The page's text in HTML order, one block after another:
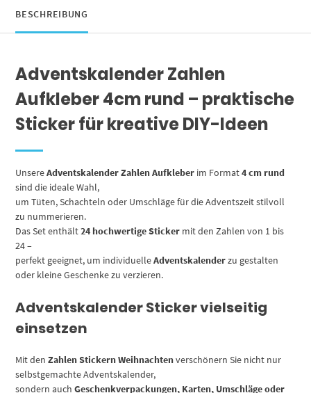
/
Weihnachtskalender
/
/
DIY
/
Menge
BESCHREIBUNG
Adventskalender Zahlen
Aufkleber 4cm rund – praktische
Sticker für kreative DIY-Ideen
UnsereAdventskalender Zahlen Aufkleber im Format4 cm rund
sind die ideale Wahl,
um Tüten, Schachteln oder Umschläge für die Adventszeit stilvoll
zu nummerieren.
Das Set enthält24 hochwertige Sticker mit den Zahlen von 1 bis
24 –
perfekt geeignet, um individuelleAdventskalenderzu gestalten
oder kleine Geschenke zu verzieren.
Adventskalender Sticker vielseitig
einsetzen
Mit denZahlen Stickern Weihnachtenverschönern Sie nicht nur
selbstgemachte Adventskalender,
sondern auchGeschenkverpackungen, Karten, Umschläge oder